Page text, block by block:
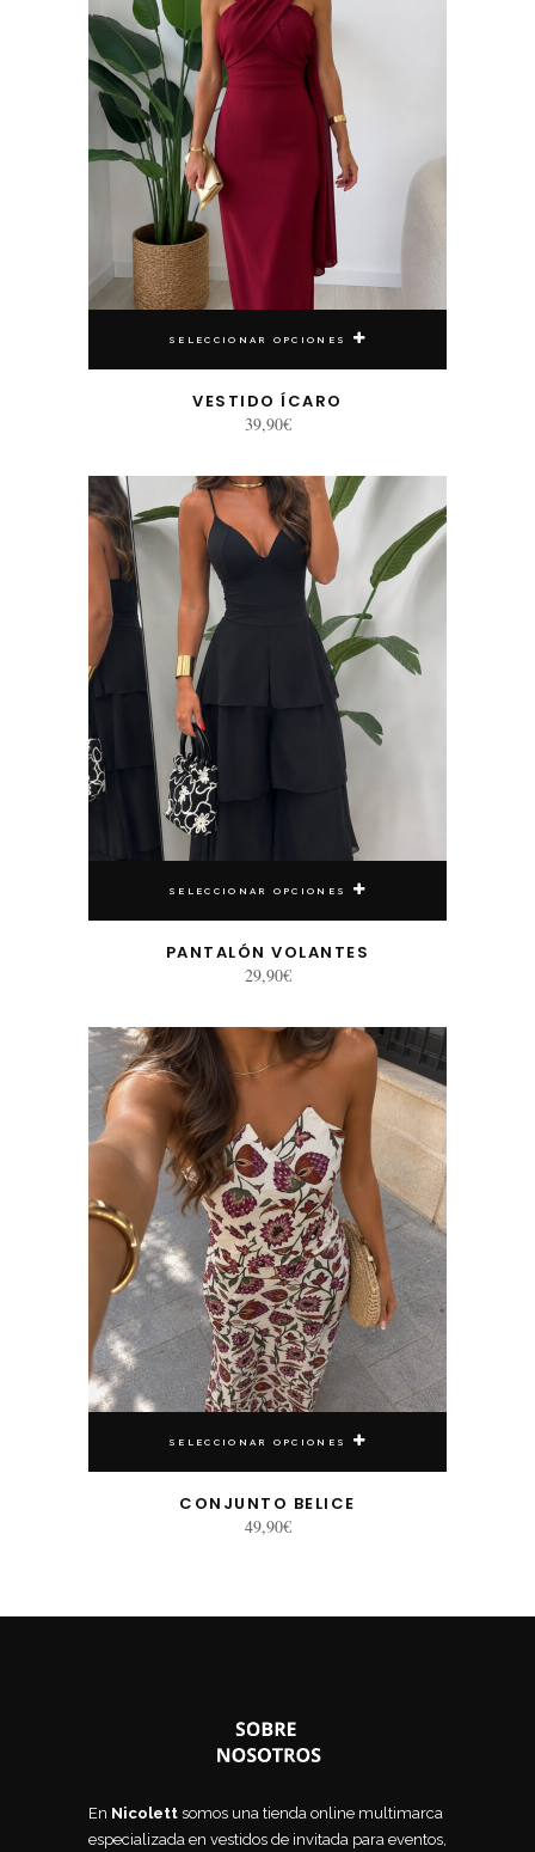
SELECCIONAR OPCIONES
VESTIDO ÍCARO
39,90€
SELECCIONAR OPCIONES
Este producto tiene múltiples variantes. Las opciones se pueden elegir en la página de producto
PANTALÓN VOLANTES
29,90€
SELECCIONAR OPCIONES
Este producto tiene múltiples variantes. Las opciones se pueden elegir en la página de producto
CONJUNTO BELICE
49,90€
En Nicolett somos una tienda online multimarca
especializada en vestidos de invitada para eventos,